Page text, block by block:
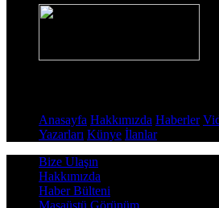
Anasayfa Hakkımızda Haberler
Yazarları Künye İlanlar
Bize Ulaşın
Hakkımızda
Haber Bülteni
Masaüstü Görünüm